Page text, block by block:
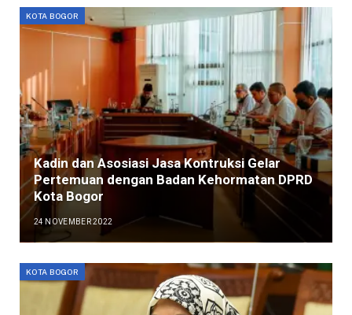
KOTA BOGOR
Kadin dan Asosiasi Jasa Kontruksi Gelar
Pertemuan dengan Badan Kehormatan DPRD
Kota Bogor
24 NOVEMBER 2022
KOTA BOGOR